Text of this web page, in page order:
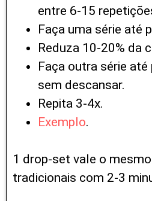
entre 6-15
Faça uma série até
Reduza 10-20% da
Faça outra série
sem descansar.
Repita 3-4x.
Exemplo.
1 drop-set vale o
tradicionais com 2-3